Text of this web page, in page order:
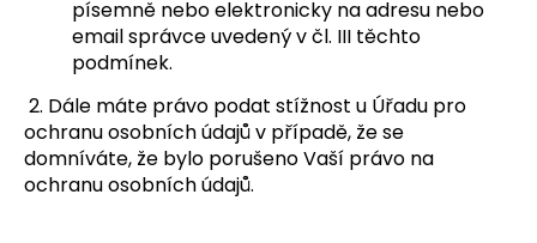
písemně nebo elektronicky na adresu nebo
email správce uvedený v čl. III těchto
podmínek.
2. Dále máte právo podat stížnost u Úřadu pro
ochranu osobních údajů v případě, že se
domníváte, že bylo porušeno Vaší právo na
ochranu osobních údajů.